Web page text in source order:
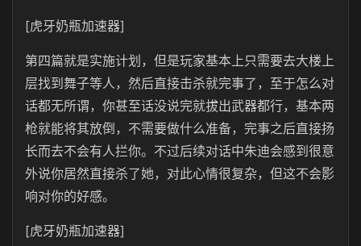
[虎牙奶瓶加速器]
第四篇就是实施计划，但是玩家基本上只需要去大楼上
层找到舞子等人，然后直接击杀就完事了，至于怎么对
话都无所谓，你甚至话没说完就拔出武器都行，基本两
枪就能将其放倒，不需要做什么准备，完事之后直接扬
长而去不会有人拦你。不过后续对话中朱迪会感到很意
外说你居然直接杀了她，对此心情很复杂，但这不会影
响对你的好感。
[虎牙奶瓶加速器]